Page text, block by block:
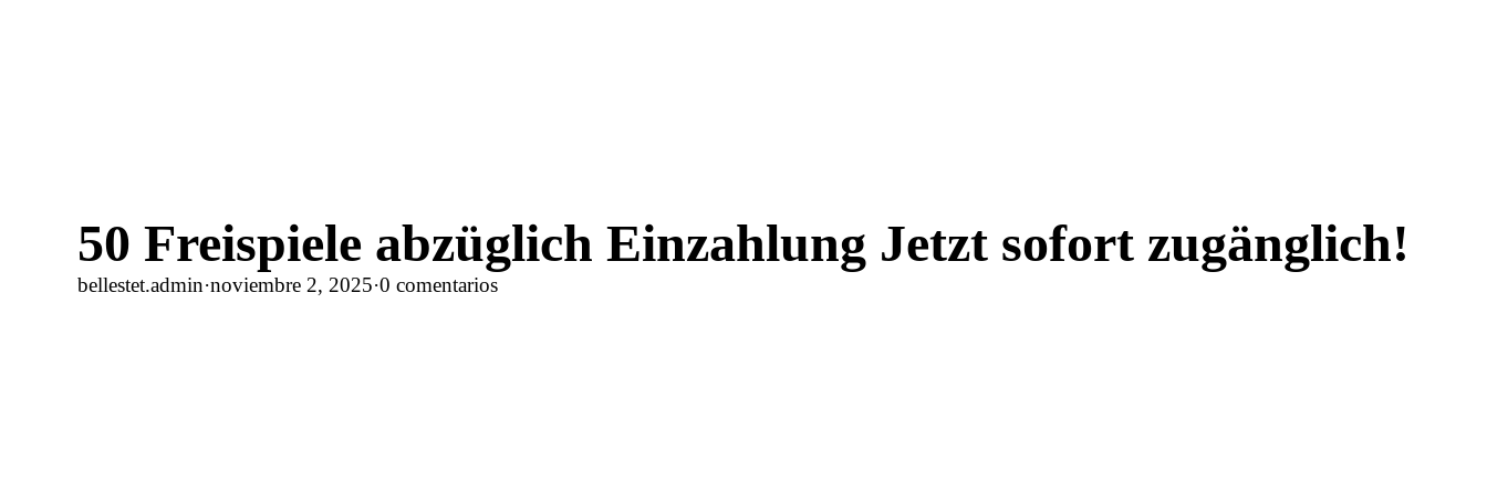
50 Freispiele abzüglich Einzahlung Jetzt sofort zugänglich!
bellestet.admin·noviembre 2, 2025·0 comentarios